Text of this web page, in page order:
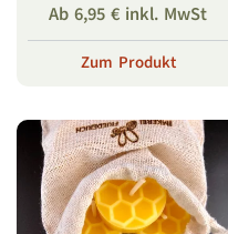
Ab6,95€ inkl. MwSt
Zum Produkt